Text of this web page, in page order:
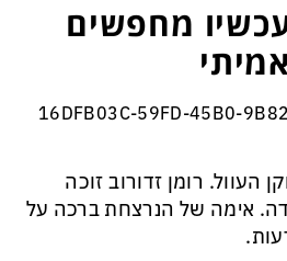
ארה״ב ומבודד את ישראל יותר מאי פעם
המשנה מהיסוד את מאזן הכוחות באזורנו
החוליגניזם הפראי בכדורגל הישראלי
את הכדורגל האירופי וכמובן גם את הישראלי
מחפשים
שנים תוקן העוול. רומן זדורוב זוכה
אימה של הנרצחת ברכה על